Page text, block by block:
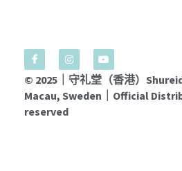
© 2025｜守礼堂（香港）
Macau, Sweden｜Official
reserved